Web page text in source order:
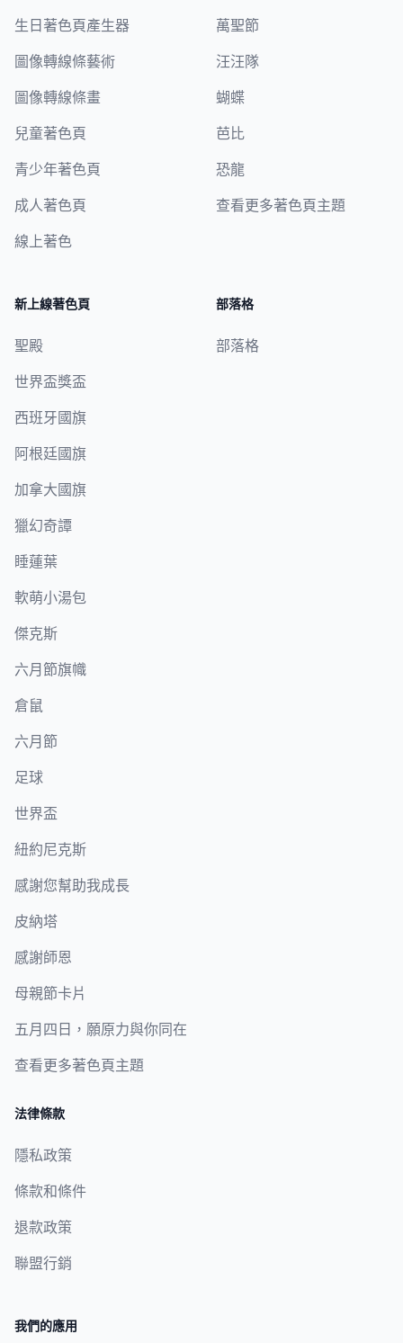
生日著色頁產生器
圖像轉線條藝術
圖像轉線條畫
兒童著色頁
青少年著色頁
成人著色頁
線上著色
萬聖節
汪汪隊
蝴蝶
芭比
恐龍
查看更多著色頁主題
新上線著色頁
聖殿
世界盃獎盃
西班牙國旗
阿根廷國旗
加拿大國旗
獵幻奇譚
睡蓮葉
軟萌小湯包
傑克斯
六月節旗幟
倉鼠
六月節
足球
世界盃
紐約尼克斯
感謝您幫助我成長
皮納塔
感謝師恩
母親節卡片
五月四日，願原力與你同在
查看更多著色頁主題
部落格
部落格
法律條款
隱私政策
條款和條件
退款政策
聯盟行銷
我們的應用